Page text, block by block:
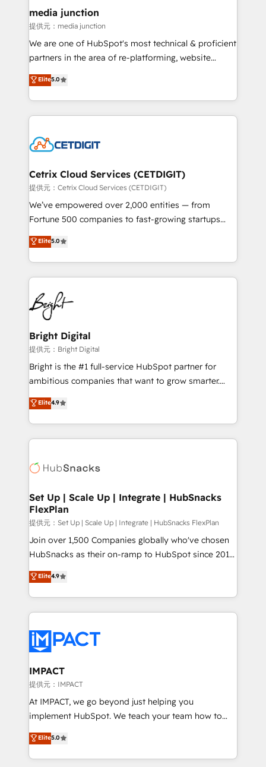
Mexico, USA, and Portugal—we've executed over a
hundred successful operations. Our approach,
rooted in RevOps principles, integrates analysis,
training, planning, and qualification. Leveraging
inbound marketing tactics, we focus on
understanding, nurturing, and converting leads.
competitive market.
media junction
提供元：media junction
We are one of HubSpot's most technical & proficient
partners in the area of re-platforming, website
design & development. We specialize in multi-hub
implementations for mid-market & enterprise
companies. We are woman-owned, powered by
coffee, and we ❤️ dogs. We produce award-winning
Impact Award 🏆2022 Technical Expertise Impact
Award 🏆2020 Elite Solutions Partner 🏆2019
Integrations HubSpot Impact Award 🏆2019
Marketing Enablement HubSpot Impact Award 🏆
2018 Website Design HubSpot Impact Award 🏆2017
Growth-Driven Design Agency of the Year 🏆2016
Sales Enablement HubSpot Impact Award 🏆2015
HubSpot COS Performance Award 🏆2014 HubSpot
COS Design Award 🏆2013 HubSpot Marketplace
Partner 📆Founded in 1997
Elite5.0
Cetrix Cloud Services (CETDIGIT)
提供元：Cetrix Cloud Services (CETDIGIT)
We’ve empowered over 2,000 entities — from
Fortune 500 companies to fast-growing startups
and nonprofits — to streamline operations, scale
revenue, and unlock the full potential of HubSpot.
With deep technical and industry expertise, we fuse
automation, integration, and AI innovation to deliver
lasting impact. We specialize in: • Turnkey and end-
to-end HubSpot implementations • Onboarding for
Sales, Service, Marketing & Content Hubs • AI voice
and chat agents, predictive automation, and smart
workflows • Salesforce + HubSpot integration •
RevOps and AI-driven sales enablement • Website
design and CMS development • ERP integration: SAP,
and CRM migration from any platform •
Client/member portals built on HubSpot • Custom
WooCommerce, BuilderTrend, and more Experience
the difference — reach out to see how AI + HubSpot
Elite5.0
Bright Digital
提供元：Bright Digital
Bright is the #1 full-service HubSpot partner for
ambitious companies that want to grow smarter.
From HubSpot onboarding, to training, from
developing a new website to lead generation and
digital marketing; we do it all (and with great
results)! In short, our services include: - HubSpot
HubSpot development: websites, custom modules,
marketing, advertising, campaigns, content and
design We connect people, data and technology to
improve customer experiences. With our bright
people, exciting ideas and can-do mentality, we
ensure revenue growth on a daily basis. So tell us
team of 100+ experts is ready for you! Driving digital
growth | www.brightdigital.com
Elite4.9
Set Up | Scale Up | Integrate | HubSnacks
FlexPlan
提供元：Set Up | Scale Up | Integrate | HubSnacks FlexPlan
Join over 1,500 Companies globally who've chosen
HubSnacks as their on-ramp to HubSpot since 2014
Simple pay-as-you-go plans that accelerate value...
1️⃣ Set Up | Onboarding New or Check-fixing existing
HubSpot portals 2️⃣ Scale Up | 100% HubSpot Task
Execution... Global 24/7 ... All Experts 3️⃣ Integrate |
Slash months from your API Integration project... ⬅️
Click "Contact Business" ⬅️ to access 150+ Kickstart
Integration templates that put HubSpot in the center
of your tech stack, syncing... 🛍️ Shopify or
WooCommerce 💲 Stripe or Paypal 💰 Sage or
Netsuite 🤖 Google or Microsoft ✍️ DocuSign or
the rare Advanced "Custom Integrations"
Accreditation, securely sync data across... 🔄 any
Elite4.9
IMPACT
提供元：IMPACT
At IMPACT, we go beyond just helping you
implement HubSpot. We teach your team how to
master it. As the creators of the Endless Customers
System™ (the next evolution of They Ask, You
Answer), we’re the only HubSpot partner built
Elite5.0